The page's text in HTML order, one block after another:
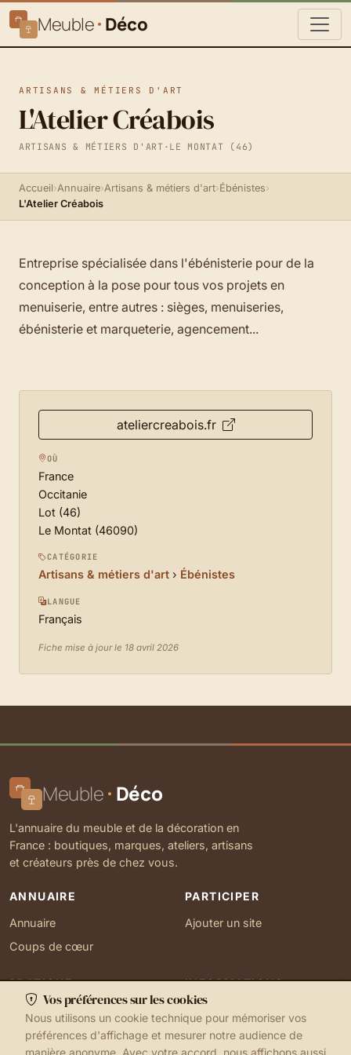
Meuble Déco
ARTISANS & MÉTIERS D'ART
L'Atelier Créabois
ARTISANS & MÉTIERS D'ART · LE MONTAT (46)
Accueil›Annuaire›Artisans & métiers d'art›Ébénistes›
L'Atelier Créabois
Entreprise spécialisée dans l'ébénisterie pour de la
conception à la pose pour tous vos projets en
menuiserie, entre autres : sièges, menuiseries,
ébénisterie et marqueterie, agencement...
ateliercreabois.fr
OÙ
France
Occitanie
Lot (46)
Le Montat (46090)
CATÉGORIE
Artisans & métiers d'art › Ébénistes
LANGUE
Français
Fiche mise à jour le 18 avril 2026
Meuble Déco
L'annuaire du meuble et de la décoration en
France : boutiques, marques, ateliers, artisans
et créateurs près de chez vous.
ANNUAIRE
Annuaire
Coups de cœur
PARTICIPER
Ajouter un site
PRATIQUE
Ma localisation
Gérer mes cookies
INFORMATIONS
Contact
Vos préférences sur les cookies
Nous utilisons un cookie technique pour mémoriser vos
préférences d'affichage et mesurer notre audience de
manière anonyme. Avec votre accord, nous affichons aussi